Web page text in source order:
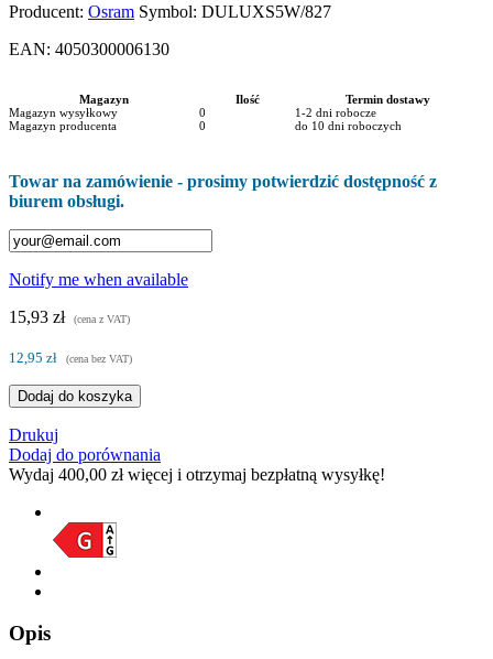
Producent: Osram Symbol: DULUXS5W/827
EAN: 4050300006130
Magazyn Ilość
Termin dostawy
Magazyn wysyłkowy
0
1-2 dni robocze
Magazyn producenta
0 do 10 dni roboczych
Towar na zamówienie - prosimy potwierdzić dostępność z
biurem obsługi.
Notify me when available
15,93 zł
(cena z VAT)
12,95 zł (cena bez VAT)
Dodaj do koszyka
Drukuj
Dodaj do porównania
Wydaj 400,00 złwięcej i otrzymaj bezpłatną wysyłkę!
Opis